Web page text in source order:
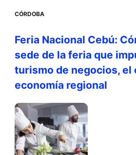
CÓRDOBA
Feria Nacional Cebú:
sede de la feria que
turismo de negocios, el
economía regional